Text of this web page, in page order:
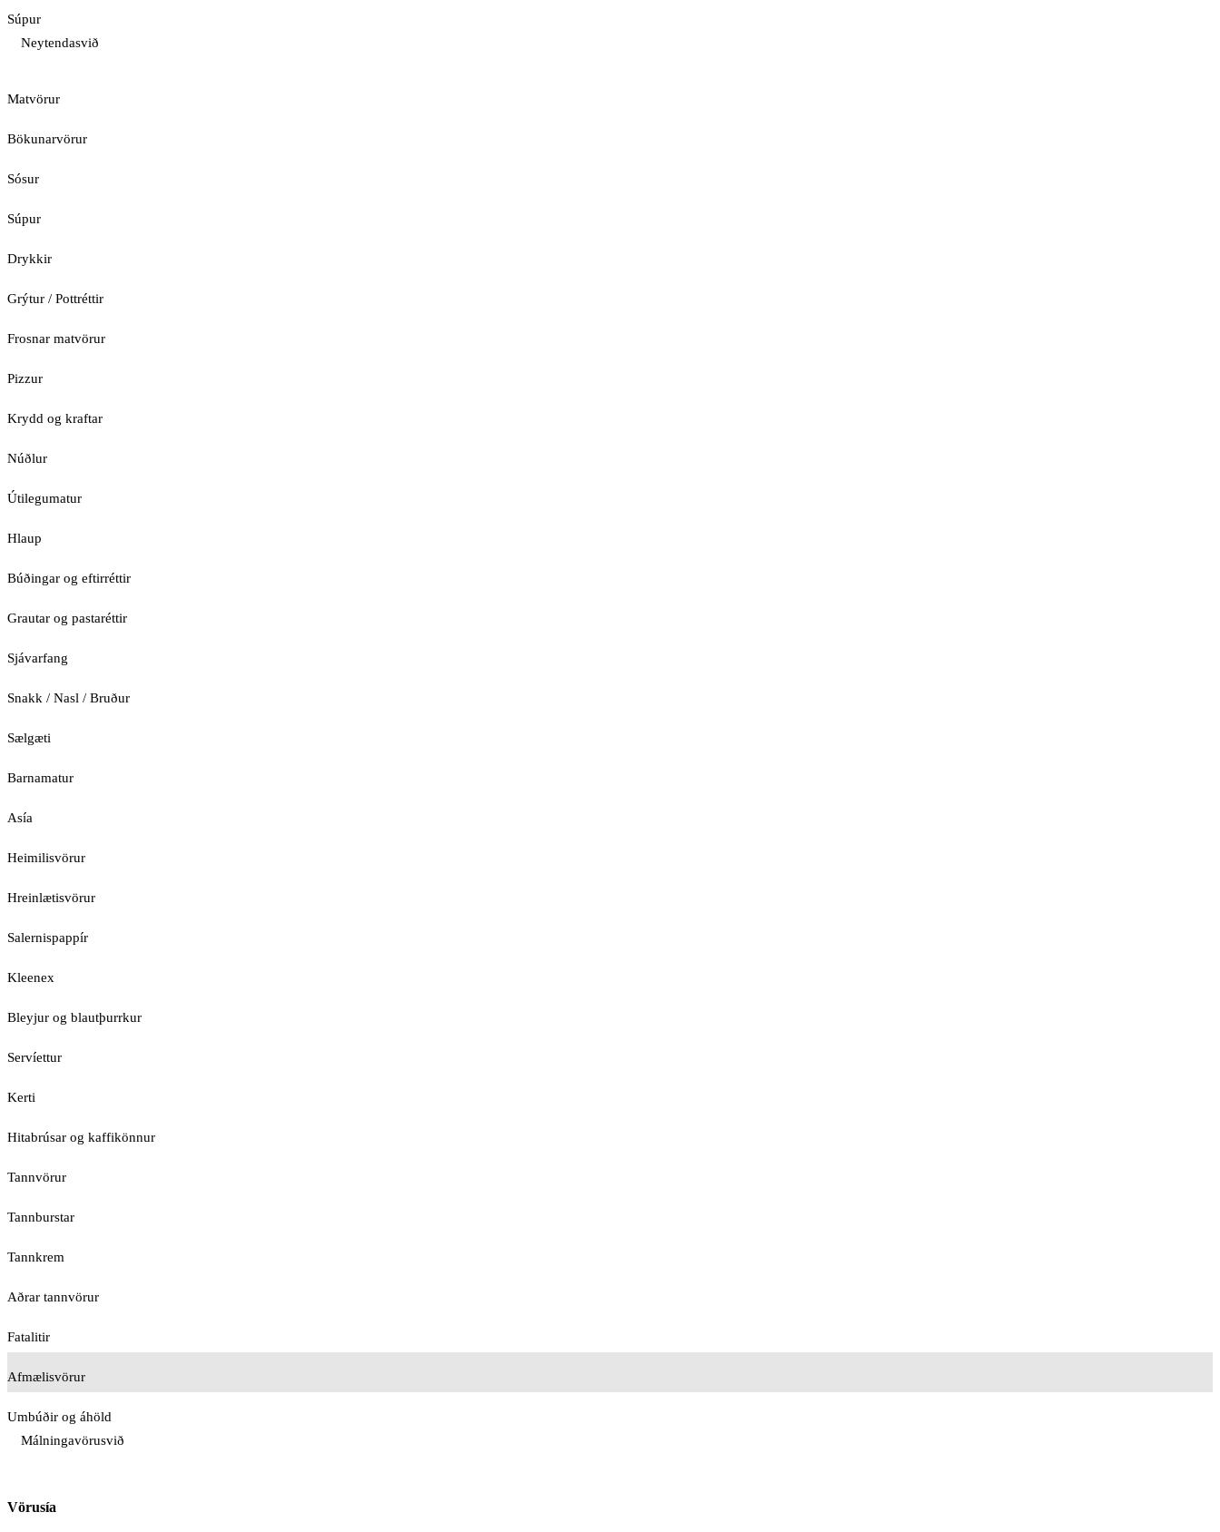
Súpur
Neytendasvið
Matvörur
Bökunarvörur
Sósur
Súpur
Drykkir
Grýtur / Pottréttir
Frosnar matvörur
Pizzur
Krydd og kraftar
Núðlur
Útilegumatur
Hlaup
Búðingar og eftirréttir
Grautar og pastaréttir
Sjávarfang
Snakk / Nasl / Bruður
Sælgæti
Barnamatur
Asía
Heimilisvörur
Hreinlætisvörur
Salernispappír
Kleenex
Bleyjur og blautþurrkur
Servíettur
Kerti
Hitabrúsar og kaffikönnur
Tannvörur
Tannburstar
Tannkrem
Aðrar tannvörur
Fatalitir
Afmælisvörur
Umbúðir og áhöld
Málningavörusvið
Vörusía